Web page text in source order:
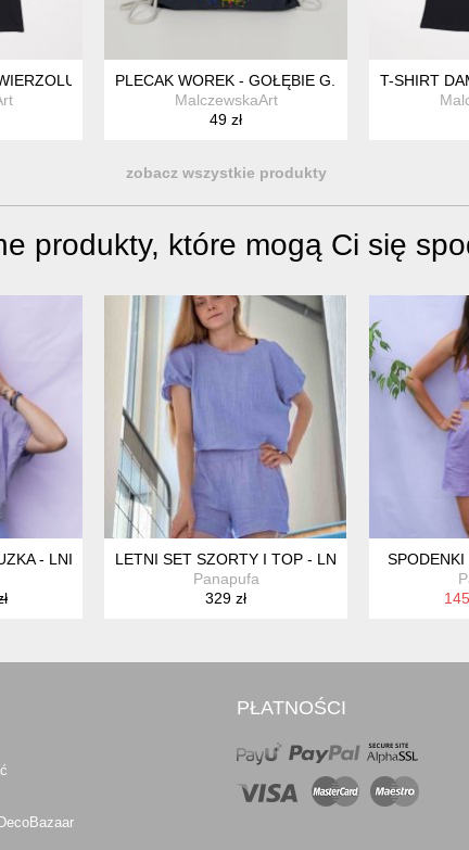
- XL- PIESKI KOTKI - WZÓR FOLKOWY - S
PLECAK WOREK - GOŁĘBIE G...ALE Z
MalczewskaArt
49 zł
T-SHIRT
zobacz wszystkie produkty
produkty, które mogą Ci się
- LNIANY MUSLINLETNI SET SZORTY I TOP - LNIANY MUSLIN
Panapufa
329 zł
PŁATNOŚCI